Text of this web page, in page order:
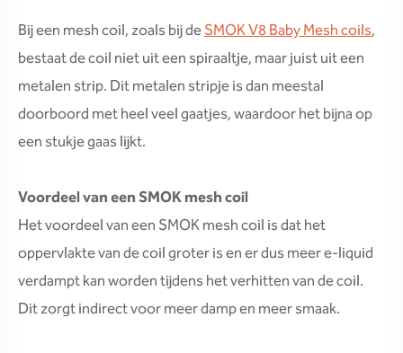
Bij een mesh coil, zoals bij deSMOK V8 Baby Mesh coils,
bestaat de coil niet uit een spiraaltje, maar juist uit een
metalen strip. Dit metalen stripje is dan meestal
doorboord met heel veel gaatjes, waardoor het bijna op
een stukje gaas lijkt.
Voordeel van een SMOK mesh coil
Het voordeel van een SMOK mesh coil is dat het
oppervlakte van de coil groter is en er dus meer e-liquid
verdampt kan worden tijdens het verhitten van de coil.
Dit zorgt indirect voor meer damp en meer smaak.